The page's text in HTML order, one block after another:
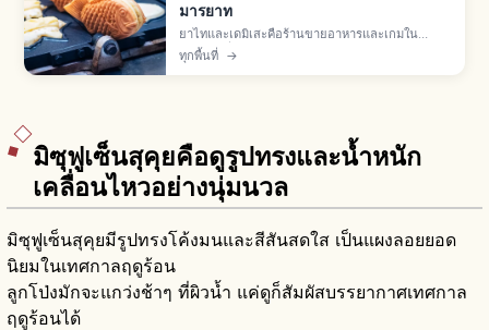
มารยาท
ยาไทและเดมิเสะคือร้านขายอาหารและเกมใน
เทศกาลญี่ปุ่น พบมากเดือนมี.ค.-พ.ย. เมนูยอดฮิตยา
กิโซบะ เบบี้คาสเทลลา ทาโกะยากิ แอปเปิลเคลือบ
ทุกพื้นที่ →
มิซุฟูเซ็นสุคุยคือดูรูปทรงและน้ำหนัก
เคลื่อนไหวอย่างนุ่มนวล
มิซุฟูเซ็นสุคุยมีรูปทรงโค้งมนและสีสันสดใส เป็นแผงลอยยอด
นิยมในเทศกาลฤดูร้อน
ลูกโป่งมักจะแกว่งช้าๆ ที่ผิวน้ำ แค่ดูก็สัมผัสบรรยากาศเทศกาล
ฤดูร้อนได้